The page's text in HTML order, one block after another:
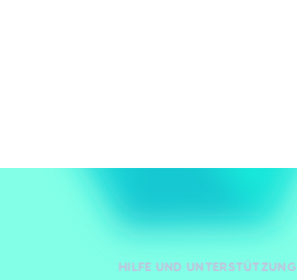
HILFE UND UNTERSTÜTZUNG